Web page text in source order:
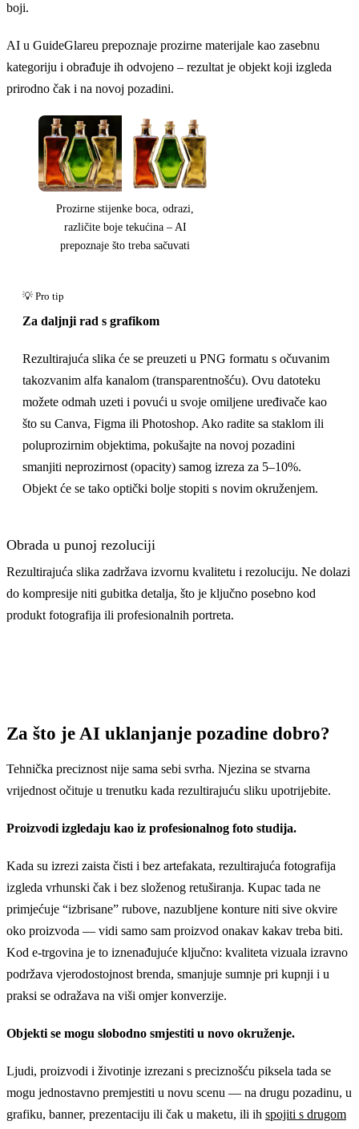
boji.
AI u GuideGlareu prepoznaje prozirne materijale kao zasebnu
kategoriju i obrađuje ih odvojeno – rezultat je objekt koji izgleda
prirodno čak i na novoj pozadini.
Prozirne stijenke boca, odrazi,
različite boje tekućina – AI
prepoznaje što treba sačuvati
Za daljnji rad s grafikom
Rezultirajuća slika će se preuzeti u PNG formatu s očuvanim
takozvanim alfa kanalom (transparentnošću). Ovu datoteku
možete odmah uzeti i povući u svoje omiljene uređivače kao
što su Canva, Figma ili Photoshop. Ako radite sa staklom ili
poluprozirnim objektima, pokušajte na novoj pozadini
smanjiti neprozirnost (opacity) samog izreza za 5–10%.
Objekt će se tako optički bolje stopiti s novim okruženjem.
Obrada u punoj rezoluciji
Rezultirajuća slika zadržava izvornu kvalitetu i rezoluciju. Ne dolazi
do kompresije niti gubitka detalja, što je ključno posebno kod
produkt fotografija ili profesionalnih portreta.
Za što je AI uklanjanje pozadine dobro?
Tehnička preciznost nije sama sebi svrha. Njezina se stvarna
vrijednost očituje u trenutku kada rezultirajuću sliku upotrijebite.
Proizvodi izgledaju kao iz profesionalnog foto studija.
Kada su izrezi zaista čisti i bez artefakata, rezultirajuća fotografija
izgleda vrhunski čak i bez složenog retuširanja. Kupac tada ne
primjećuje “izbrisane” rubove, nazubljene konture niti sive okvire
oko proizvoda — vidi samo sam proizvod onakav kakav treba biti.
Kod e-trgovina je to iznenađujuće ključno: kvaliteta vizuala izravno
podržava vjerodostojnost brenda, smanjuje sumnje pri kupnji i u
praksi se odražava na viši omjer konverzije.
Objekti se mogu slobodno smjestiti u novo okruženje.
Ljudi, proizvodi i životinje izrezani s preciznošću piksela tada se
mogu jednostavno premjestiti u novu scenu — na drugu pozadinu, u
grafiku, banner, prezentaciju ili čak u maketu, ili ih spojiti s drugom